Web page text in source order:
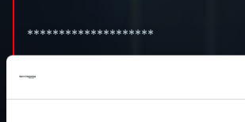
********************
Cilinderinhoud: 999cc
Boring x slag: 71.9 x 82.0 (mm)